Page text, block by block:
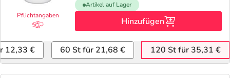
Pflichtangaben
Artikel auf Lager
Hinzufügen
12,33 € 60 St für 21,68 € 120 St für 35,31 €